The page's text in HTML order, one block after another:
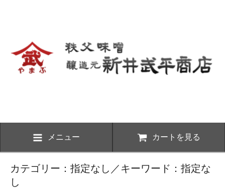
メニュー カートを見る
カテゴリー：指定なし／キーワード：指定な
し